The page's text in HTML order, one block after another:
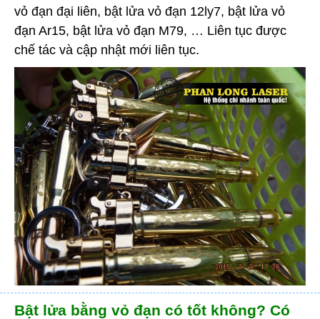
vỏ đạn đại liên, bật lửa vỏ đạn 12ly7, bật lửa vỏ
đạn Ar15, bật lửa vỏ đạn M79, … Liên tục được
chế tác và cập nhật mới liên tục.
Bật lửa bằng vỏ đạn có tốt không? Có